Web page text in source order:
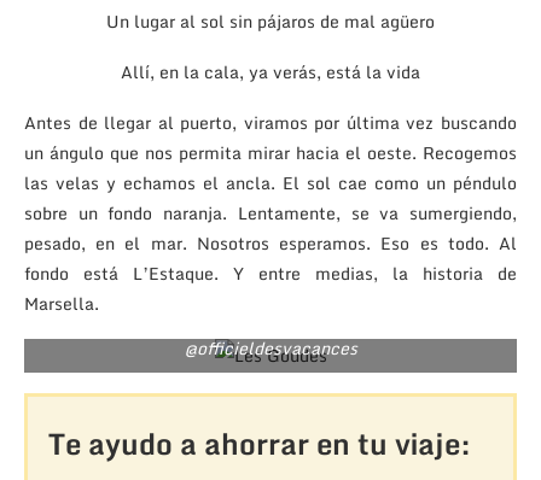
Un lugar al sol sin pájaros de mal agüero
Allí, en la cala, ya verás, está la vida
Antes de llegar al puerto, viramos por última vez buscando
un ángulo que nos permita mirar hacia el oeste. Recogemos
las velas y echamos el ancla. El sol cae como un péndulo
sobre un fondo naranja. Lentamente, se va sumergiendo,
pesado, en el mar. Nosotros esperamos. Eso es todo. Al
fondo está L’Estaque. Y entre medias, la historia de
Marsella.
@officieldesvacances
Te ayudo a ahorrar en tu viaje: